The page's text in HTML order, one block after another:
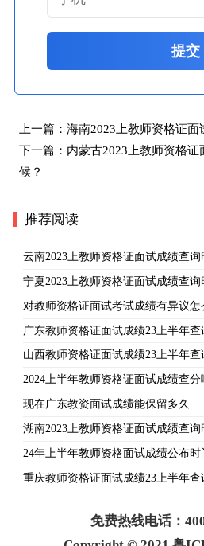
提交
上一篇： 海南2023上教师资格证面
下一篇： 内蒙古2023上教师资格
候？
推荐阅读
云南2023上教师资格证面试成绩查
宁夏2023上教师资格证面试成绩查
对教师资格证面试考试成绩有异议怎
广东教师资格证面试成绩23上半年
山西教师资格证面试成绩23上半年
2024上半年教师资格证面试成绩查分
现在广东教资面试成绩能保留多久
湖南2023上教师资格证面试成绩查
24年上半年教师资格面试成绩公布
重庆教师资格证面试成绩23上半年
免费热线电话：